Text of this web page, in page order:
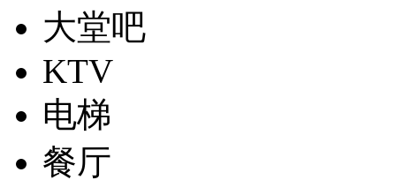
大堂吧
KTV
电梯
餐厅